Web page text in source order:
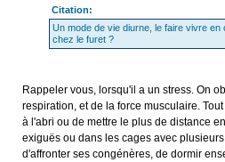
Citation:
Un mode de vie diurne, le faire vivre
chez le furet ?
Rappeler vous, lorsqu'il a un stress. On
respiration, et de la force musculaire.
à l'abri ou de mettre le plus de distance
exiguës ou dans les cages avec
d'affronter ses congénères, de dormir